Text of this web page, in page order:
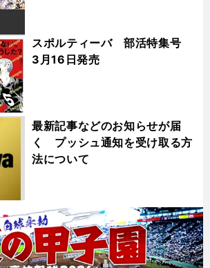
スポルティーバ 部活特集号
3月16日発売
最新記事などのお知らせが届
く プッシュ通知を受け取る方
法について